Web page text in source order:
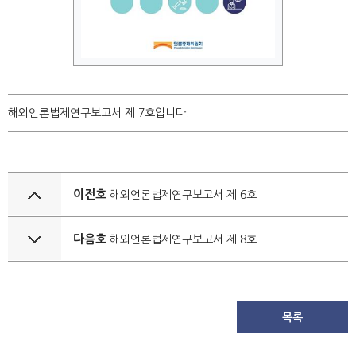
해외언론법제연구보고서 제 7호입니다.
이전호 해외언론법제연구보고서 제 6호
다음호 해외언론법제연구보고서 제 8호
목록